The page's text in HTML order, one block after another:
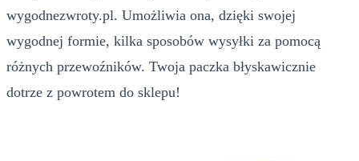
wygodnezwroty.pl. Umożliwia ona, dzięki swojej
wygodnej formie, kilka sposobów wysyłki za pomocą
różnych przewoźników. Twoja paczka błyskawicznie
dotrze z powrotem do sklepu!